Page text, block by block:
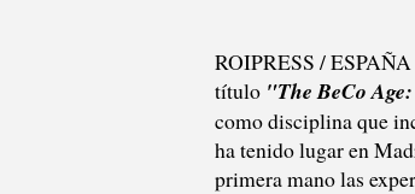
ROIPRESS /
título "The BeCo
como disciplina que
ha tenido lugar en
primera mano las